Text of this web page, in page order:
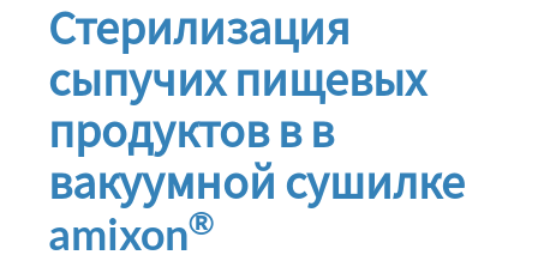
Стерилизация
сыпучих пищевых
продуктов в в
вакуумной сушилке
amixon®